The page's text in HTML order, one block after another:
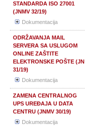
STANDARDA ISO 27001
(JNMV 32/19)
Dokumentacija
ODRŽAVANJA MAIL
SERVERA SA USLUGOM
ONLINE ZAŠTITE
ELEKTRONSKE POŠTE (JN
31/19)
Dokumentacija
ZAMENA CENTRALNOG
UPS UREĐAJA U DATA
CENTRU (JNMV 30/19)
Dokumentacija